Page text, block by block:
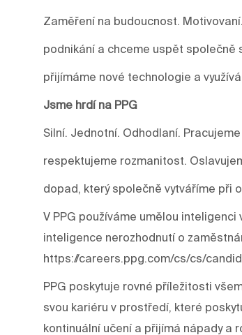
Zaměření na budoucnost.
podnikání a chceme uspět společně
přijímáme nové technologie a
Jsme hrdí na PPG
Silní. Jednotní. Odhodlaní.
respektujeme rozmanitost.
dopad, který společně vytváříme při
V PPG používáme umělou
inteligence nerozhodnutí o
https://careers.ppg.com/cs/cs/
PPG poskytuje rovné příležitosti
svou kariéru v prostředí, které
kontinuální učení a přijímá nápady a